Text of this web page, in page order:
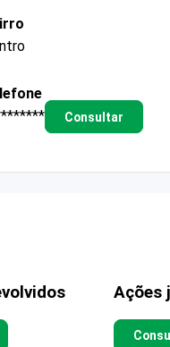
Consultar
Ações